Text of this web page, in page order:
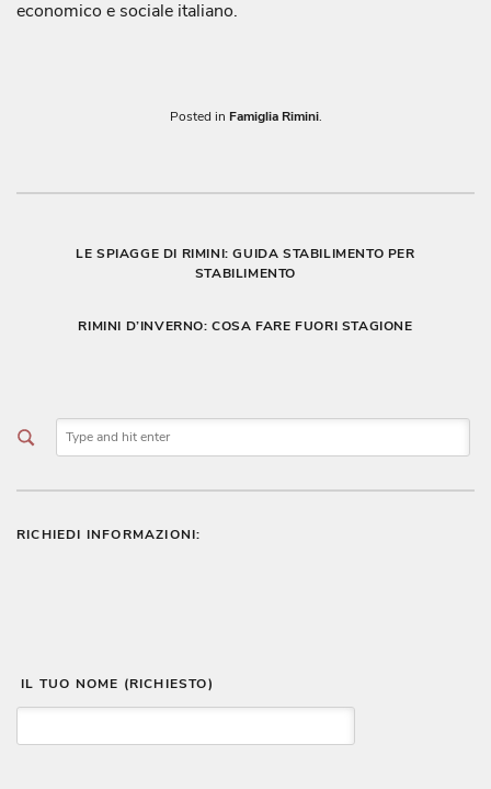
economico e sociale italiano.
Posted in Famiglia Rimini.
Navigazione
LE SPIAGGE DI RIMINI: GUIDA STABILIMENTO PER
STABILIMENTO
RIMINI D’INVERNO: COSA FARE FUORI STAGIONE
RICHIEDI INFORMAZIONI:
IL TUO NOME (RICHIESTO)